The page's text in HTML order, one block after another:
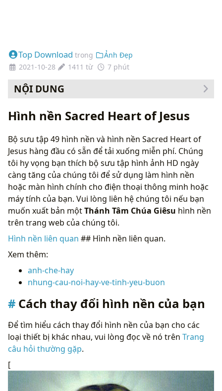
Top Download trong
Ảnh Đẹp
2021-10-28
1411 từ 7 phút
NỘI DUNG
Hình nền Sacred Heart of Jesus
Bộ sưu tập 49 hình nền và hình nền Sacred Heart of
Jesus hàng đầu có sẵn để tải xuống miễn phí. Chúng
tôi hy vọng bạn thích bộ sưu tập hình ảnh HD ngày
càng tăng của chúng tôi để sử dụng làm hình nền
hoặc màn hình chính cho điện thoại thông minh hoặc
máy tính của bạn. Vui lòng liên hệ chúng tôi nếu bạn
muốn xuất bản mộtThánh Tâm Chúa Giêsu hình nền
trên trang web của chúng tôi.
Hình nền liên quan ## Hình nền liên quan.
Xem thêm:
anh-che-hay
nhung-cau-noi-hay-ve-tinh-yeu-buon
Cách thay đổi hình nền của bạn
Để tìm hiểu cách thay đổi hình nền của bạn cho các
loại thiết bị khác nhau, vui lòng đọc về nó trên Trang
câu hỏi thường gặp.
[